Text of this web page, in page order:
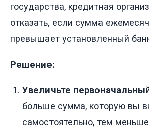
государства, кредитная
отказать, если сумма
превышает установленный
Решение:
Увеличьте
больше сумма, которую вы
самостоятельно, тем